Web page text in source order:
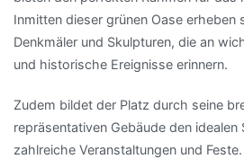
Inmitten dieser grünen Oase erheben
Denkmäler und Skulpturen, die an
und historische Ereignisse erinnern.
Zudem bildet der Platz durch seine
repräsentativen Gebäude den idealen
zahlreiche Veranstaltungen und